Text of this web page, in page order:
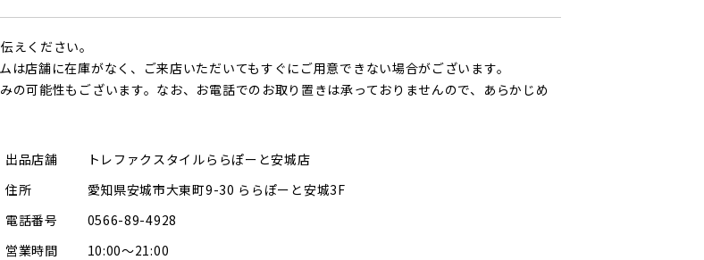
えください。
店舗に在庫がなく、ご来店いただいてもすぐにご用意できない場合がございます。
の可能性もございます。なお、お電話でのお取り置きは承っておりませんので、あらかじめ
出品店舗
トレファクスタイルららぽーと安城店
住所
愛知県安城市大東町9-30 ららぽーと安城3F
電話番号
0566-89-4928
営業時間
10:00～21:00